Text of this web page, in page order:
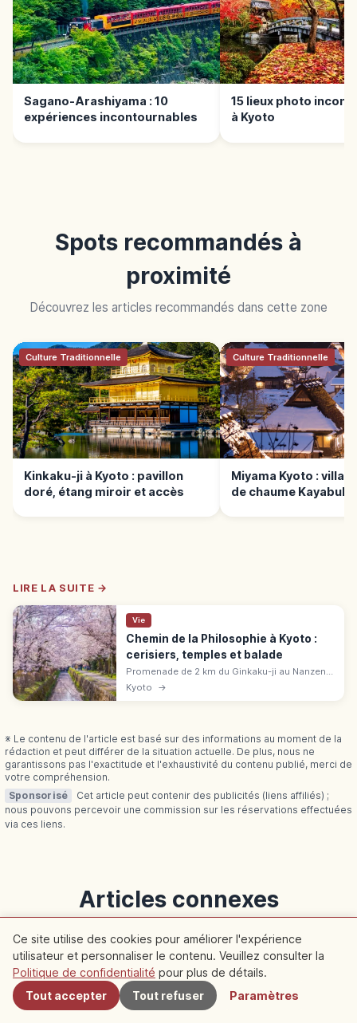
Sagano-Arashiyama : 10
expériences incontournables
15 lieux photo
à Kyoto
Spots recommandés à
proximité
Découvrez les articles recommandés dans cette zone
Culture Traditionnelle
Kinkaku-ji à Kyoto : pavillon
doré, étang miroir et accès
Culture Traditionnelle
Miyama Kyoto :
de chaume Kayabuki
LIRE LA SUITE →
Vie
Chemin de la Philosophie à Kyoto :
cerisiers, temples et balade
Promenade de 2 km du Ginkaku-ji au Nanzen-ji
le long du canal du lac Biwa. Cerisiers fin
mars-début avril, érables mi-nov.-déc.
Kyoto →
※ Le contenu de l'article est basé sur des informations au moment de la
rédaction et peut différer de la situation actuelle. De plus, nous ne
garantissons pas l'exactitude et l'exhaustivité du contenu publié, merci de
votre compréhension.
Sponsorisé
Cet article peut contenir des publicités (liens affiliés) ;
nous pouvons percevoir une commission sur les réservations effectuées
via ces liens.
Articles connexes
Découvrez plus d'articles dans cette catégorie
Kyoto
À proximité
Ce site utilise des cookies pour améliorer l'expérience
utilisateur et personnaliser le contenu. Veuillez consulter la
Politique de confidentialité pour plus de détails.
Tout accepter
Tout refuser Paramètres